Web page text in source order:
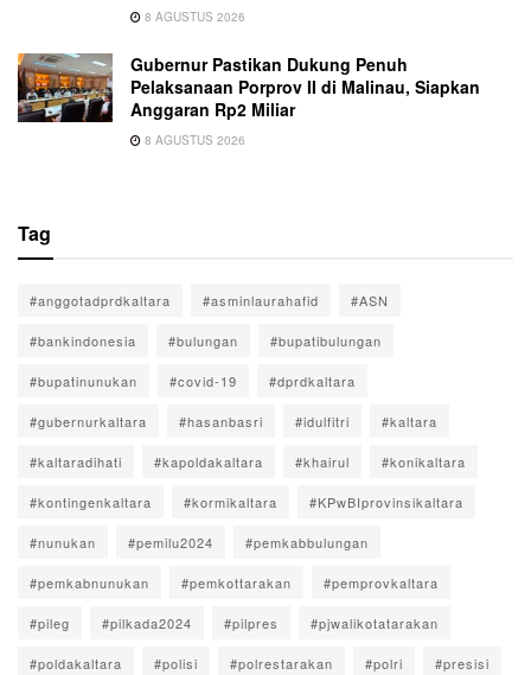
8 AGUSTUS 2026
Gubernur Pastikan Dukung Penuh
Pelaksanaan Porprov II di Malinau, Siapkan
Anggaran Rp2 Miliar
8 AGUSTUS 2026
Tag
#anggotadprdkaltara #asminlaurahafid #ASN
#bankindonesia #bulungan #bupatibulungan
#bupatinunukan #covid-19 #dprdkaltara
#gubernurkaltara #hasanbasri #idulfitri #kaltara
#kaltaradihati #kapoldakaltara #khairul #konikaltara
#kontingenkaltara #kormikaltara #KPwBIprovinsikaltara
#nunukan #pemilu2024 #pemkabbulungan
#pemkabnunukan #pemkottarakan #pemprovkaltara
#pileg #pilkada2024 #pilpres #pjwalikotatarakan
#poldakaltara #polisi #polrestarakan #polri #presisi